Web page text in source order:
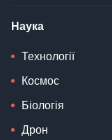
Наука
Технології
Космос
Біологія
Дрон